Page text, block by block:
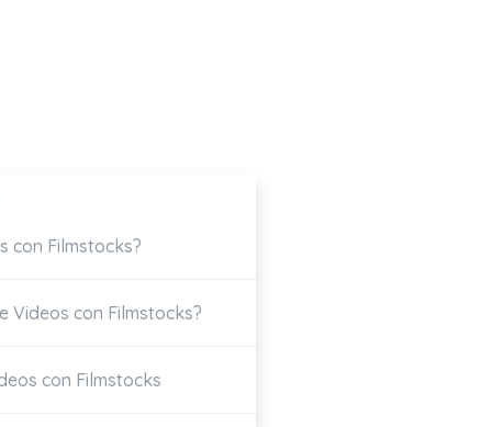
con Filmstocks?
Videos con Filmstocks?
con Filmstocks